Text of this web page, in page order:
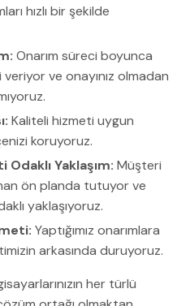
hızlı bir şekilde
Onarım süreci boyunca
ve onayınız olmadan
Kaliteli hizmeti uygun
koruyoruz.
Yaklaşım: Müşteri
ön planda tutuyor ve
yaklaşıyoruz.
Yaptığımız onarımlara
arkasında duruyoruz.
her türlü